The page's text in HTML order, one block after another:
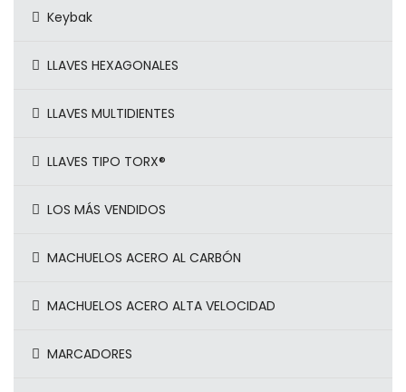
Keybak
LLAVES HEXAGONALES
LLAVES MULTIDIENTES
LLAVES TIPO TORX®
LOS MÁS VENDIDOS
MACHUELOS ACERO AL CARBÓN
MACHUELOS ACERO ALTA VELOCIDAD
MARCADORES